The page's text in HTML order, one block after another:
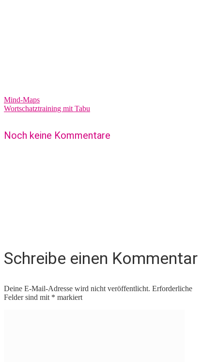
Mind-Maps
Wortschatztraining mit Tabu
Noch keine Kommentare
Schreibe einen Kommentar
Deine E-Mail-Adresse wird nicht veröffentlicht. Erforderliche
Felder sind mit * markiert